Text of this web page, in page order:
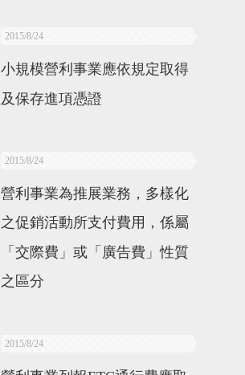
2015/8/24
小規模營利事業應依規定取得
及保存進項憑證
2015/8/24
營利事業為推展業務，多樣化
之促銷活動所支付費用，係屬
「交際費」或「廣告費」性質
之區分
2015/8/24